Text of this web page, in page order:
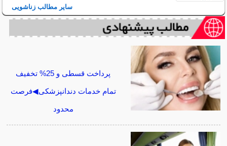
سایر مطالب زناشویی
پرداخت قسطی و 25% تخفیف
تمام خدمات دندانپزشکی◀فرصت
محدود